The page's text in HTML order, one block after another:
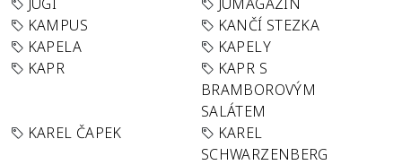
KAMPUS
KANČÍ STEZKA
KAPELA
KAPELY
KAPR
KAPR S
BRAMBOROVÝM
SALÁTEM
KAREL ČAPEK
KAREL
SCHWARZENBERG